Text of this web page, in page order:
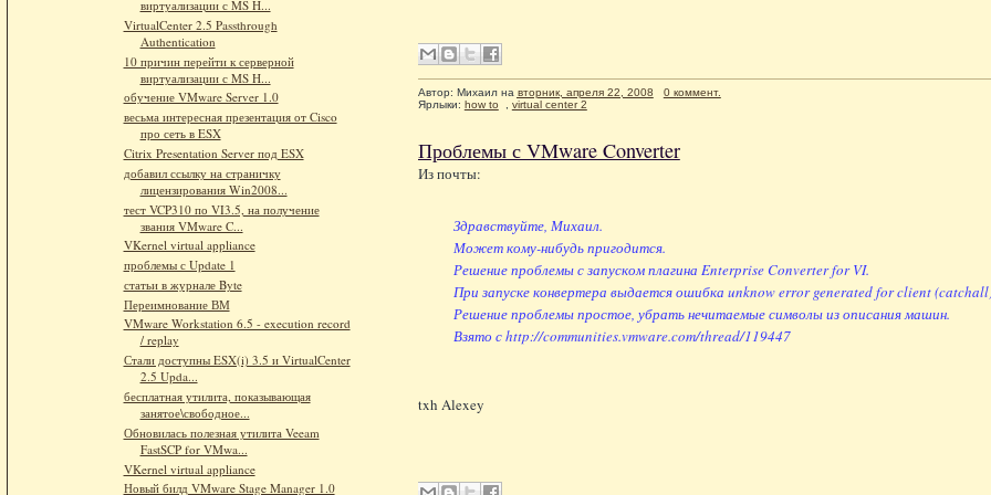
виртуализации с MS H...
VirtualCenter 2.5 Passthrough
Authentication
10 причин перейти к серверной
виртуализации с MS H...
обучение VMware Server 1.0
весьма интересная презентация от Cisco
про сеть в ESX
Citrix Presentation Server под ESX
добавил ссылку на страничку
лицензирования Win2008...
тест VCP310 по VI3.5, на получение
звания VMware C...
VKernel virtual appliance
проблемы с Update 1
статьи в журнале Byte
Переимнование ВМ
VMware Workstation 6.5 - execution record
/ replay
Стали доступны ESX(i) 3.5 и VirtualCenter
2.5 Upda...
бесплатная утилита, показывающая
занятое\свободное...
Обновилась полезная утилита Veeam
FastSCP for VMwa...
VKernel virtual appliance
Новый билд VMware Stage Manager 1.0
Автор: Михаил на вторник, апреля 22, 2008
0 коммент.
Ярлыки: how to virtual center 2
Проблемы с VMware Converter
Из почты:
Здравствуйте, Михаил.
Может кому-нибудь пригодится.
Решение проблемы с запуском плагина Enterprise Converter for VI.
При запуске конвертера выдается ошибка unknow error generated for client
Решение проблемы простое, убрать нечитаемые символы из описания машин.
Взято с http://communities.vmware.com/thread/119447
txh Alexey